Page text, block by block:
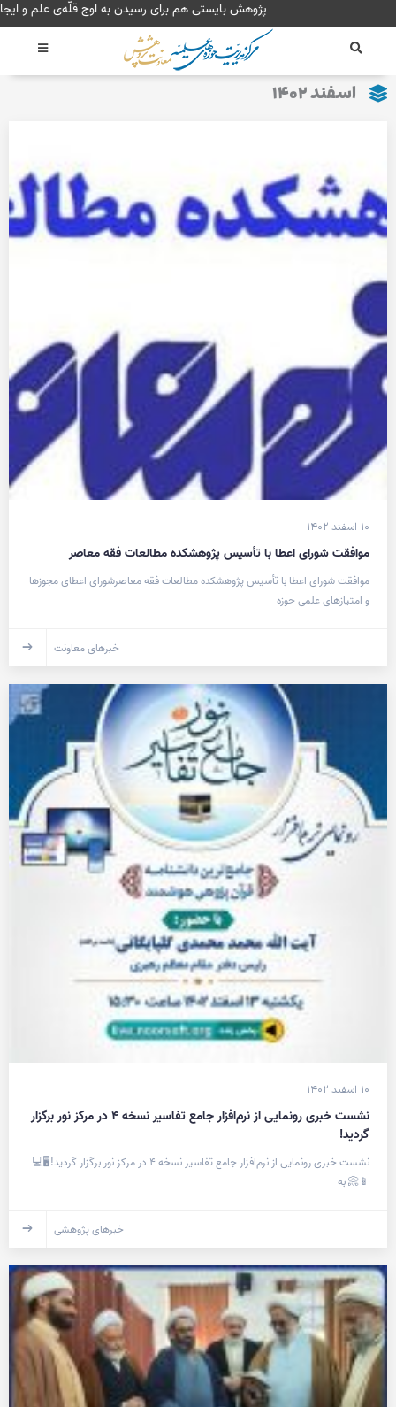
به
پژوهش بایستی هم
اسفند ۱۴۰۲
۱۰ اسفند ۱۴۰۲
موافقت شورای اعطا با تأسیس پژوهشکده مطالعات فقه معاصر
موافقت شورای اعطا با تأسیس پژوهشکده مطالعات فقه معاصرشورای اعطای مجوزها
و امتیازهای علمی حوزه
خبرهای معاونت
۱۰ اسفند ۱۴۰۲
نشست خبری رونمایی از نرم‌افزار جامع تفاسیر نسخه ۴ در مرکز نور برگزار
گردید!
نشست خبری رونمایی از نرم‌افزار جامع تفاسیر نسخه ۴ در مرکز نور برگزار گردید!🖥💻
📱📀 به
خبرهای پژوهشی